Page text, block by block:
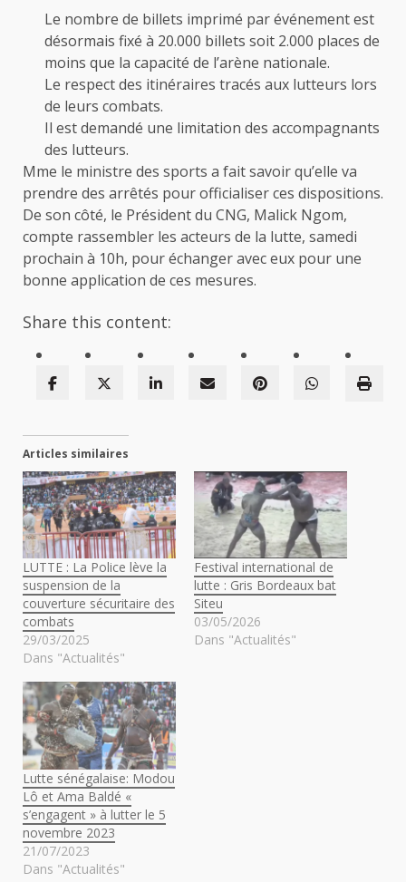
Le nombre de billets imprimé par événement est
désormais fixé à 20.000 billets soit 2.000 places de
moins que la capacité de l’arène nationale.
Le respect des itinéraires tracés aux lutteurs lors
de leurs combats.
Il est demandé une limitation des accompagnants
des lutteurs.
Mme le ministre des sports a fait savoir qu’elle va
prendre des arrêtés pour officialiser ces dispositions.
De son côté, le Président du CNG, Malick Ngom,
compte rassembler les acteurs de la lutte, samedi
prochain à 10h, pour échanger avec eux pour une
bonne application de ces mesures.
Share this content:
Articles similaires
LUTTE : La Police lève la
suspension de la
couverture sécuritaire des
combats
29/03/2025
Dans "Actualités"
Festival international de
lutte : Gris Bordeaux bat
Siteu
03/05/2026
Dans "Actualités"
Lutte sénégalaise: Modou
Lô et Ama Baldé «
s’engagent » à lutter le 5
novembre 2023
21/07/2023
Dans "Actualités"